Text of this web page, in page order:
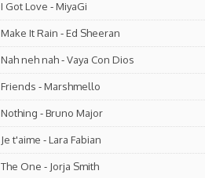
I Got Love -MiyaGi
Make It Rain -Ed Sheeran
Nah neh nah-Vaya Con Dios
Friends -Marshmello
Nothing -Bruno Major
Je t'aime -Lara Fabian
The One - Jorja Smith